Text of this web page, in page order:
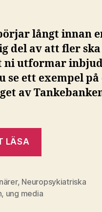
långt innan
del av att fler ska
ni utformar
se ett exempel
av
LÄSA
bra
, Neuropsykiatriska
, ung media